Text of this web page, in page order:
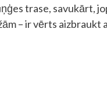
trase, savukārt,
– ir vērts aizbraukt